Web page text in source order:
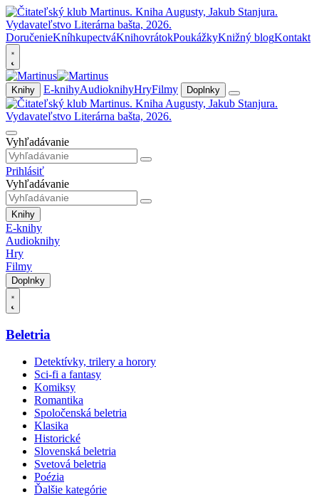
DoručenieKníhkupectváKnihovrátokPoukážkyKnižný blogKontakt
Knihy E-knihyAudioknihyHryFilmy Doplnky
Vyhľadávanie
Prihlásiť
Vyhľadávanie
Knihy
E-knihy
Audioknihy
Hry
Filmy
Doplnky
Beletria
Detektívky, trilery a horory
Sci-fi a fantasy
Komiksy
Romantika
Spoločenská beletria
Klasika
Historické
Slovenská beletria
Svetová beletria
Poézia
Ďalšie kategórie